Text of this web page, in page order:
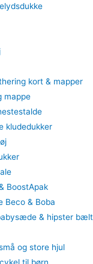
kort & mapper
mappe
kludedukker
BoostApak
Beco & Boba
& hipster
og store hjul
til børn